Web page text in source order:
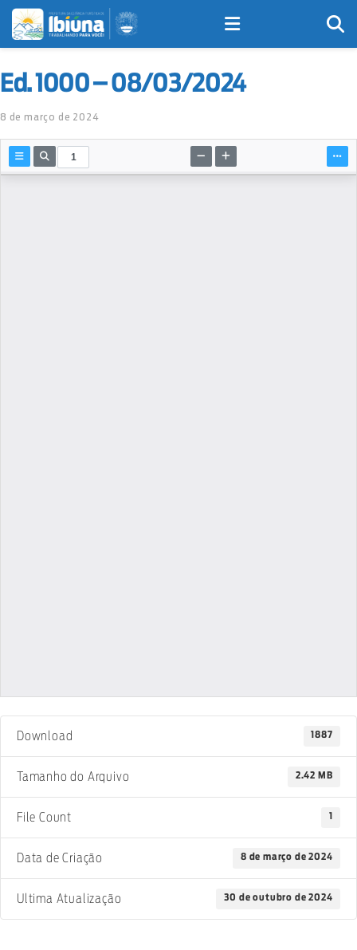
Ed. 1000 – 08/03/2024
8 de março de 2024
Download 1887
Tamanho do Arquivo 2.42 MB
File Count 1
Data de Criação 8 de março de 2024
Ultima Atualização 30 de outubro de 2024